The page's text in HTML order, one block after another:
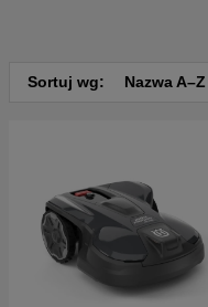
Sortuj wg: Nazwa A–Z